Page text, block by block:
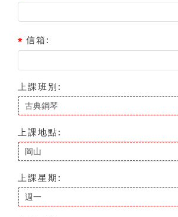
信箱:
上課班別:
上課地點:
上課星期: